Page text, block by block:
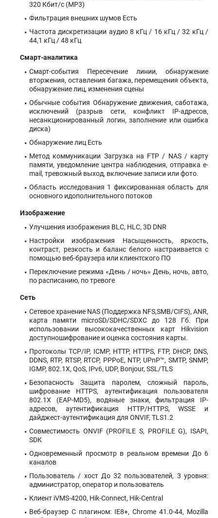
320 Кбит/с (MP3)
Фильтрация внешних шумов Есть
Частота дискретизации аудио 8 кГц / 16 кГц / 32 кГц /
44,1 кГц / 48 кГц
Смарт-аналитика
Смарт-события Пересечение линии, обнаружение
вторжения, оставления багажа, перемещения объекта,
обнаружение лиц, изменения сцены
Обычные события Обнаружение движения, саботажа,
исключений (разрыв сети, конфликт IP-адресов,
несанкционированный логин, заполнение или ошибка
диска)
Обнаружение лиц Есть
Метод коммуникации Загрузка на FTP / NAS / карту
памяти, уведомление центра наблюдения, отправка e-
mail, тревожный выход, включение записи или фото.
Область исследования 1 фиксированная область для
основного идополнительного потоков
Изображение
Улучшения изображения BLC, HLC, 3D DNR
Настройки изображения Насыщенность, яркость,
контраст, резкость и баланс белого настраивается с
помощью веб-браузера или клиентского ПО
Переключение режима «День / ночь» День, ночь, авто,
по расписанию, по тревоге
Сеть
Сетевое хранение NAS (Поддержка NFS,SMB/CIFS), ANR,
карта памяти microSD/SDHC/SDXC до 128 Гб. При
использовании высококачественных карт Hikvision
доступношифрование и оценка состояния карты.
Протоколы TCP/IP, ICMP, HTTP, HTTPS, FTP, DHCP, DNS,
DDNS, RTP, RTSP, RTCP, PPPoE, NTP, UPnP™, SMTP, SNMP,
IGMP, 802.1X, QoS, IPv6, UDP, Bonjour, SSL/TLS
Безопасность Защита паролем, сложный пароль,
шифрование HTTPS, аутентификация пользователя
802.1X (EAP-MD5), водяные знаки, фильтрация IP-
адресов, аутентификация HTTP/HTTPS, WSSE и
дайджест-аутентификация для ONVIF, TLS1.2
Совместимость ONVIF (PROFILE S, PROFILE G), ISAPI,
SDK
Одновременный просмотр в реальном времени До 6
каналов
Пользователь / хост До 32 пользователей, 3 уровня:
администратор, оператор и пользователь
Клиент iVMS-4200, Hik-Connect, Hik-Central
Веб-браузер С плагином: IE8+, Chrome 41.0-44, Mozilla